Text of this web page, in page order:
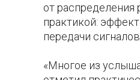
от распределения
практикой:
передачи
«Многое из